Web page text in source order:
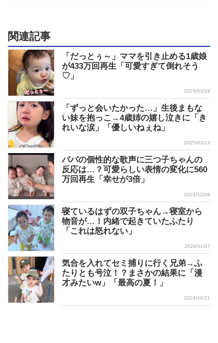
関連記事
「だっとぅ～」ママを引き止める1歳娘
が433万回再生「可愛すぎて倒れそう
♡」
2025/03/19
「ずっと会いたかった…」生後まもな
い妹を抱っこ→4歳姉の嬉し泣きに「き
れいな涙」「優しいねぇね」
2025/03/13
パパの個性的な歌声に三つ子ちゃんの
反応は…？可愛らしい表情の変化に560
万回再生「幸せが3倍」
2024/12/08
寝ているはずの双子ちゃん→寝室から
物音が…！内緒で起きていたふたり
「これは怒れない」
2024/11/07
気合を入れてセミ捕りに行く兄弟→ふ
たりとも号泣！？まさかの結果に「漫
才みたいw」「最高の夏！」
2024/10/21